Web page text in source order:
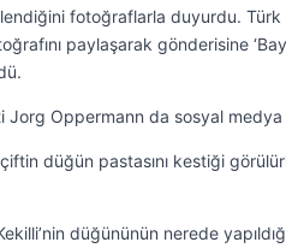
fotoğraflarla duyurdu. Türk
paylaşarak gönderisine
Jorg Oppermann da sosyal
düğün pastasını kestiği
düğününün nerede